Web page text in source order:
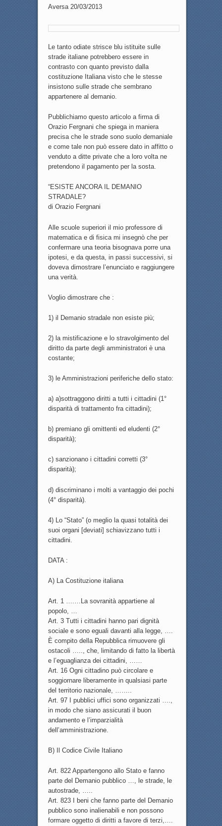
Aversa 20/03/2013
Le tanto odiate strisce blu istituite sulle
strade italiane potrebbero essere in
contrasto con quanto previsto dalla
costituzione Italiana visto che le stesse
insistono sulle strade che sembrano
appartenere al demanio.
Pubblichiamo questo articolo a firma di
Orazio Fergnani che spiega in maniera
precisa che le strade sono suolo demaniale
e come tale non può essere dato in affitto o
venduto a ditte private che a loro volta ne
pretendono il pagamento per la sosta.
“ESISTE ANCORA IL DEMANIO
STRADALE?
di Orazio Fergnani
Alle scuole superiori il mio professore di
matematica e di fisica mi insegnò che per
confermare una teoria bisognava porre una
ipotesi, e da questa, in passi successivi, si
doveva dimostrare l’enunciato e raggiungere
una verità.
Voglio dimostrare che :
1) il Demanio stradale non esiste più;
2) la mistificazione e lo stravolgimento del
diritto da parte degli amministratori è una
costante;
3) le Amministrazioni periferiche dello stato:
a) a)sottraggono diritti a tutti i cittadini (1°
disparità di trattamento fra cittadini);
b) premiano gli omittenti ed eludenti (2°
disparità);
c) sanzionano i cittadini corretti (3°
disparità);
d) discriminano i molti a vantaggio dei pochi
(4° disparità).
4) Lo “Stato” (o meglio la quasi totalità dei
suoi organi [deviati] schiavizzano tutti i
cittadini.
DATA :
A) La Costituzione italiana
Art. 1 ….…La sovranità appartiene al
popolo, …
Art. 3 Tutti i cittadini hanno pari dignità
sociale e sono eguali davanti alla legge, ….
È compito della Repubblica rimuovere gli
ostacoli ….., che, limitando di fatto la libertà
e l’eguaglianza dei cittadini, ……
Art. 16 Ogni cittadino può circolare e
soggiornare liberamente in qualsiasi parte
del territorio nazionale, ……..
Art. 97 I pubblici uffici sono organizzati ….,
in modo che siano assicurati il buon
andamento e l’imparzialità
dell’amministrazione.
B) Il Codice Civile Italiano
Art. 822 Appartengono allo Stato e fanno
parte del Demanio pubblico …, le strade, le
autostrade, …..
Art. 823 I beni che fanno parte del Demanio
pubblico sono inalienabili e non possono
formare oggetto di diritti a favore di terzi,….